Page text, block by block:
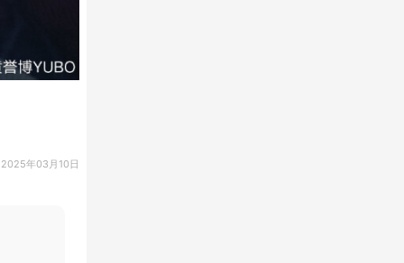
2025年03月10日